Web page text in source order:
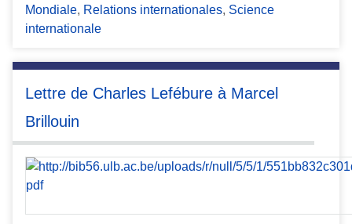
Mondiale, Relations internationales, Science
internationale
Lettre de Charles Lefébure à Marcel
Brillouin